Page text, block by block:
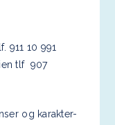
911 10 991
tlf 907
og karakter-